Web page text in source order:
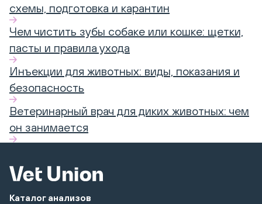
схемы, подготовка и карантин
Чем чистить зубы собаке или кошке: щетки,
пасты и правила ухода
Инъекции для животных: виды, показания и
безопасность
Ветеринарный врач для диких животных: чем
он занимается
Каталог анализов